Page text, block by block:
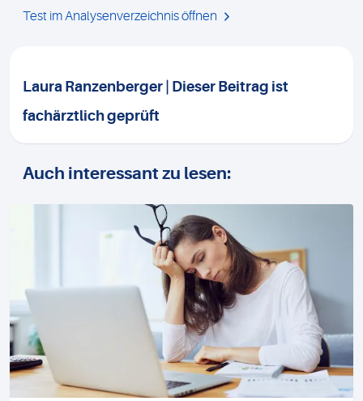
Test im Analysenverzeichnis öffnen
Laura Ranzenberger | Dieser Beitrag ist
fachärztlich geprüft
Auch interessant zu lesen: